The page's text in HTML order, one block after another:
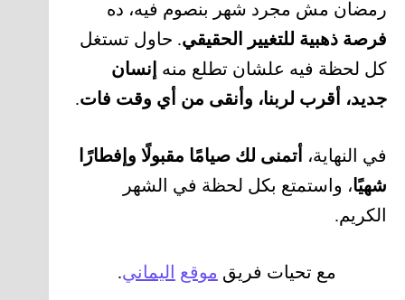
رمضان مش مجرد شهر بنصوم فيه، ده
فرصة ذهبية للتغيير الحقيقي. حاول تستغل
كل لحظة فيه علشان تطلع منه إنسان
جديد، أقرب لربنا، وأنقى من أي وقت فات.
في النهاية، أتمنى لك صيامًا مقبولًا وإفطارًا
شهيًا، واستمتع بكل لحظة في الشهر
الكريم.
مع تحيات فريق موقع اليماني.